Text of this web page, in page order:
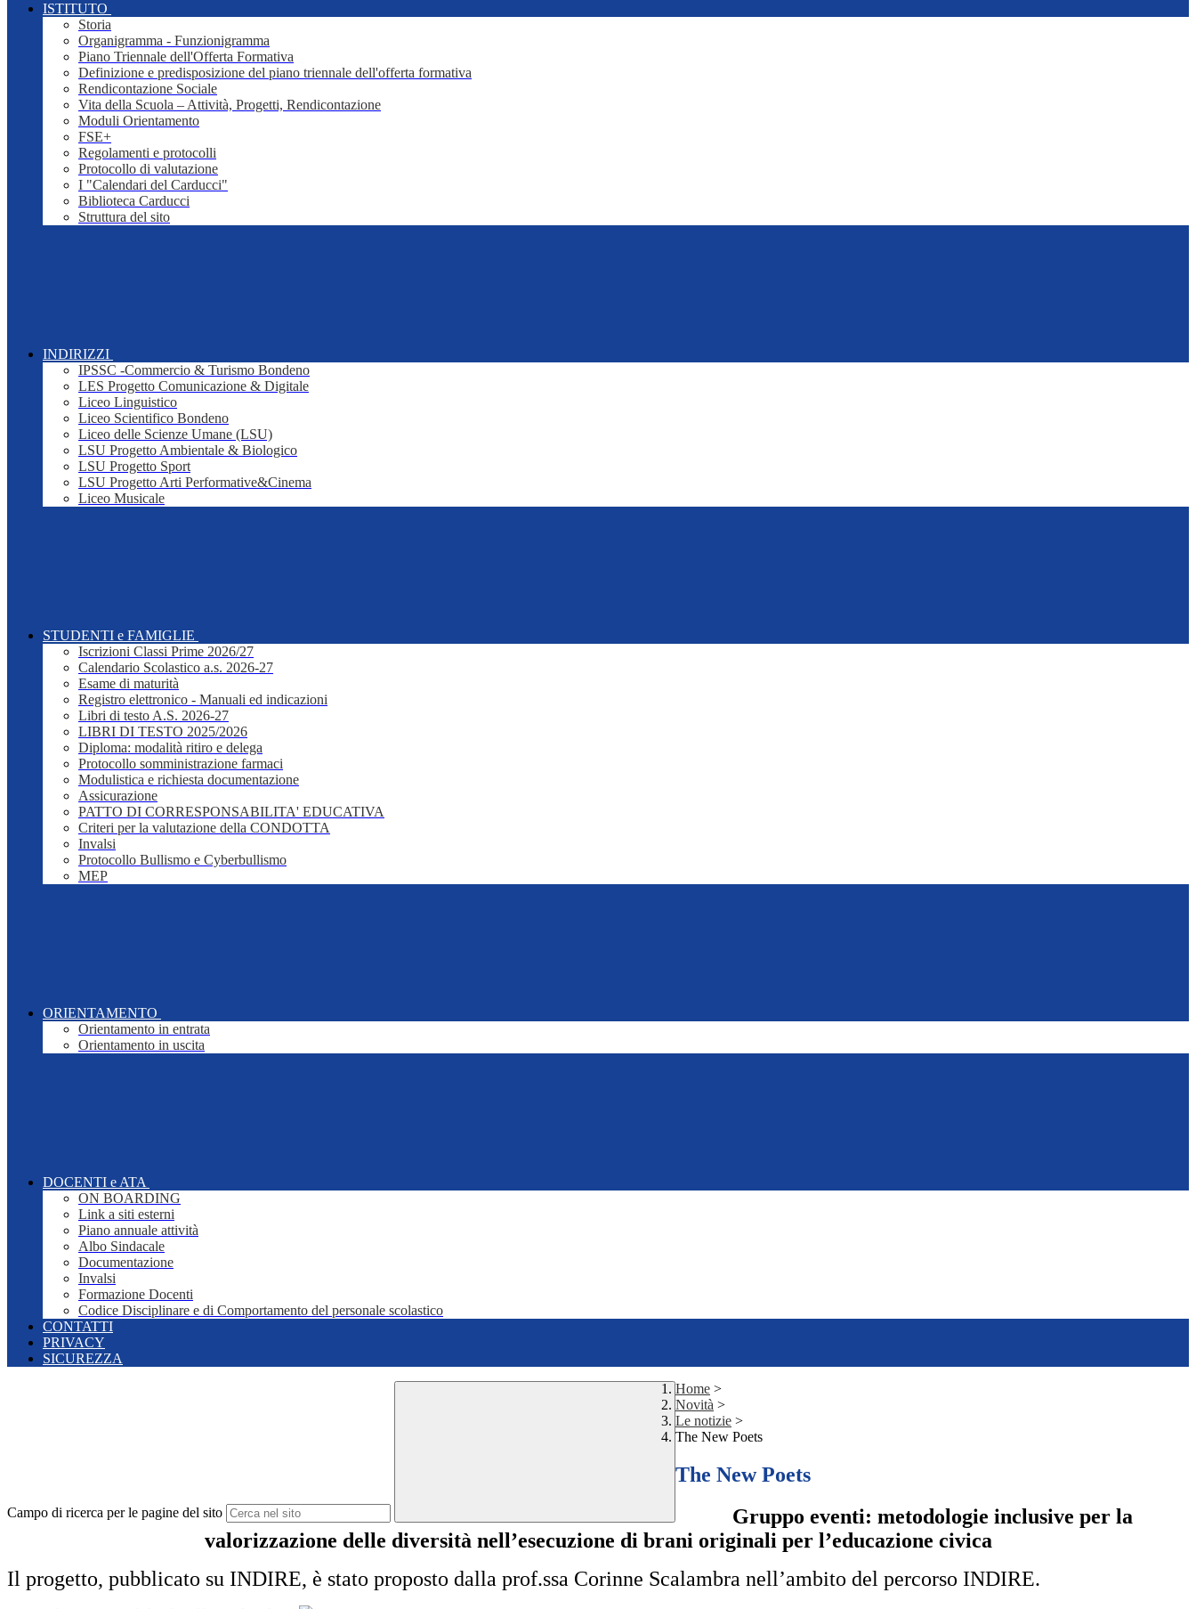
ISTITUTO
Storia
Organigramma - Funzionigramma
Piano Triennale dell'Offerta Formativa
Definizione e predisposizione del piano triennale dell'offerta formativa
Rendicontazione Sociale
Vita della Scuola – Attività, Progetti, Rendicontazione
Moduli Orientamento
FSE+
Regolamenti e protocolli
Protocollo di valutazione
I "Calendari del Carducci"
Biblioteca Carducci
Struttura del sito
INDIRIZZI
IPSSC -Commercio & Turismo Bondeno
LES Progetto Comunicazione & Digitale
Liceo Linguistico
Liceo Scientifico Bondeno
Liceo delle Scienze Umane (LSU)
LSU Progetto Ambientale & Biologico
LSU Progetto Sport
LSU Progetto Arti Performative&Cinema
Liceo Musicale
STUDENTI e FAMIGLIE
Iscrizioni Classi Prime 2026/27
Calendario Scolastico a.s. 2026-27
Esame di maturità
Registro elettronico - Manuali ed indicazioni
Libri di testo A.S. 2026-27
LIBRI DI TESTO 2025/2026
Diploma: modalità ritiro e delega
Protocollo somministrazione farmaci
Modulistica e richiesta documentazione
Assicurazione
PATTO DI CORRESPONSABILITA' EDUCATIVA
Criteri per la valutazione della CONDOTTA
Invalsi
Protocollo Bullismo e Cyberbullismo
MEP
ORIENTAMENTO
Orientamento in entrata
Orientamento in uscita
DOCENTI e ATA
ON BOARDING
Link a siti esterni
Piano annuale attività
Albo Sindacale
Documentazione
Invalsi
Formazione Docenti
Codice Disciplinare e di Comportamento del personale scolastico
CONTATTI
PRIVACY
SICUREZZA
Campo di ricerca per le pagine del sito
Home >
Novità >
Le notizie >
The New Poets
The New Poets
Gruppo eventi: metodologie inclusive per la
valorizzazione delle diversità nell’esecuzione di brani originali per l’educazione civica
Il progetto, pubblicato su INDIRE, è stato proposto dalla prof.ssa Corinne Scalambra nell’ambito del percorso INDIRE.